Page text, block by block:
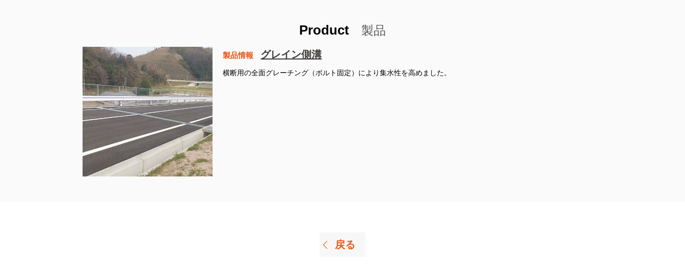
Product 製品
製品情報 グレイン側溝
横断用の全面グレーチング（ボルト固定）により集水性を高めました。
戻る